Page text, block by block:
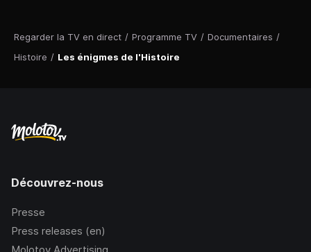
Regarder la TV en direct / Programme TV / Documentaires /
Histoire / Les énigmes de l'Histoire
Découvrez-nous
Presse
Press releases (en)